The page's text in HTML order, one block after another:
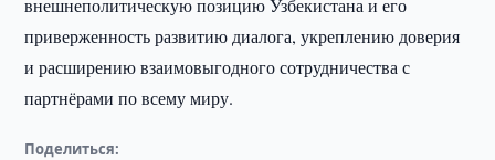
внешнеполитическую позицию Узбекистана и его
приверженность развитию диалога, укреплению доверия
и расширению взаимовыгодного сотрудничества с
партнёрами по всему миру.
Поделиться: